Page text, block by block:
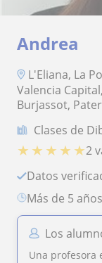
Andrea
L'Eliana, La
Valencia
Burjassot,
Clases de
★ ★ ★ ★ ★2
Datos
más de 5
Los
Una profesora